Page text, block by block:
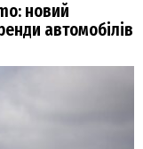
новий
автомобілів